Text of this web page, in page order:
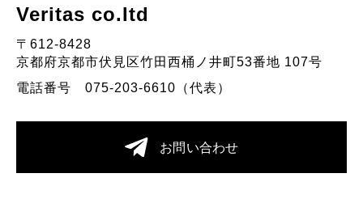
Veritas co.Itd
〒612-8428
京都府京都市伏見区竹田西桶ノ井町53番地 107号
電話番号 075-203-6610（代表）